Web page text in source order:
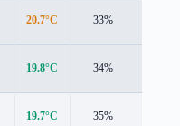
20.7°C 33%
19.8°C 34%
19.7°C 35%